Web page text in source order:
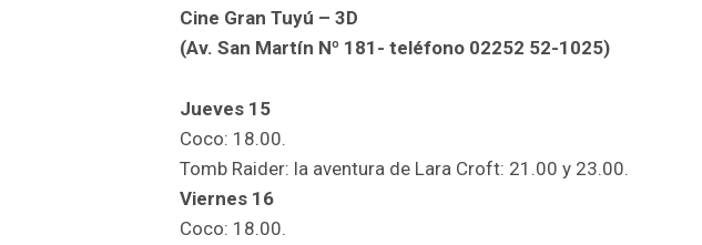
Cine Gran Tuyú – 3D
(Av. San Martín Nº 181- teléfono 02252 52-1025)
Jueves 15
Coco: 18.00.
Tomb Raider: la aventura de Lara Croft: 21.00 y 23.00.
Viernes 16
Coco: 18.00.